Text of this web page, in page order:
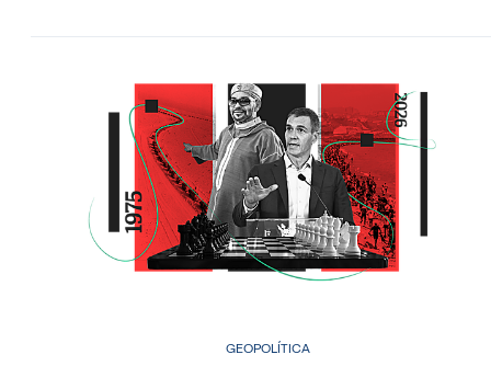
GEOPOLÍTICA